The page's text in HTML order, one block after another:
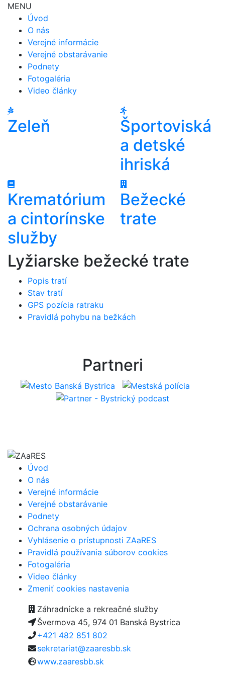
MENU
Úvod
O nás
Verejné informácie
Verejné obstarávanie
Podnety
Fotogaléria
Video články
Zeleň
Športoviská
a detské
ihriská
Krematórium
a cintorínske
služby
Bežecké
trate
Lyžiarske bežecké trate
Popis tratí
Stav tratí
GPS pozícia ratraku
Pravidlá pohybu na bežkách
Partneri
Úvod
O nás
Verejné informácie
Verejné obstarávanie
Podnety
Ochrana osobných údajov
Vyhlásenie o prístupnosti ZAaRES
Pravidlá používania súborov cookies
Fotogaléria
Video články
Zmeniť cookies nastavenia
Záhradnícke a rekreačné služby
Švermova 45, 974 01 Banská Bystrica
+421 482 851 802
sekretariat@zaaresbb.sk
www.zaaresbb.sk